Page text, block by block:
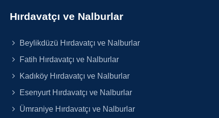
Hırdavatçı ve Nalburlar
Beylikdüzü Hırdavatçı ve Nalburlar
Fatih Hırdavatçı ve Nalburlar
Kadıköy Hırdavatçı ve Nalburlar
Esenyurt Hırdavatçı ve Nalburlar
Ümraniye Hırdavatçı ve Nalburlar